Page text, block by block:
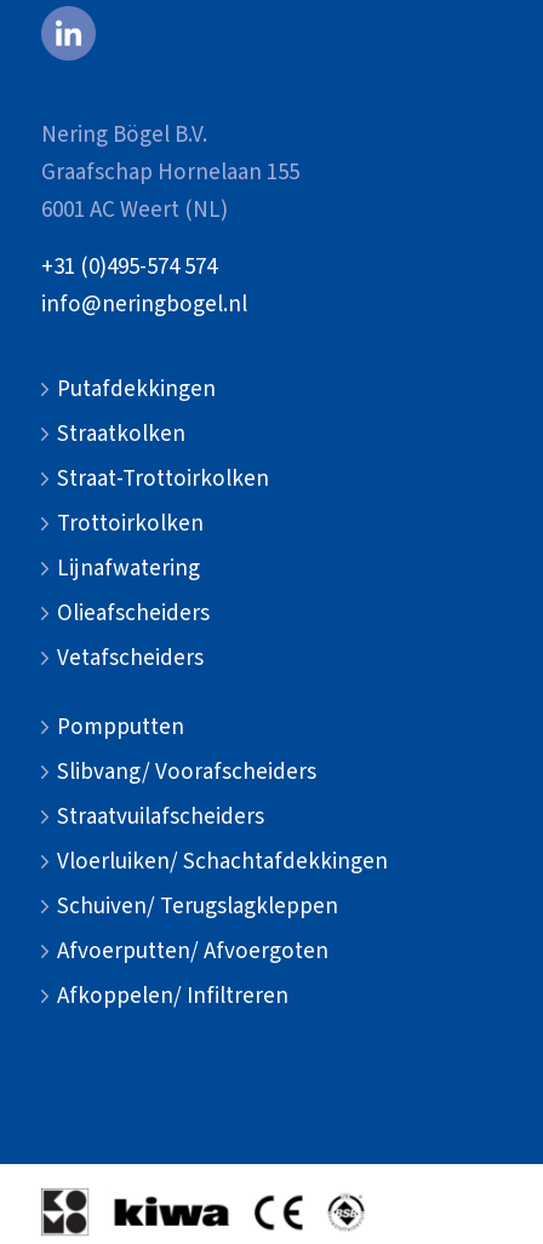
Nering Bögel B.V.
Graafschap Hornelaan 155
6001 AC Weert (NL)
+31 (0)495-574 574
info@neringbogel.nl
Putafdekkingen
Straatkolken
Straat-Trottoirkolken
Trottoirkolken
Lijnafwatering
Olieafscheiders
Vetafscheiders
Pompputten
Slibvang/ Voorafscheiders
Straatvuilafscheiders
Vloerluiken/ Schachtafdekkingen
Schuiven/ Terugslagkleppen
Afvoerputten/ Afvoergoten
Afkoppelen/ Infiltreren